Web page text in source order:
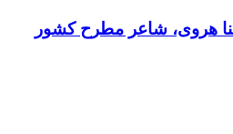
هروی، شاعر مطرح کشور